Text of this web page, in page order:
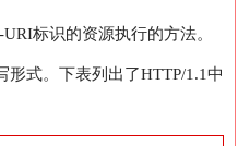
标识的资源执行的方法。
式。下表列出了HTTP/1.1中